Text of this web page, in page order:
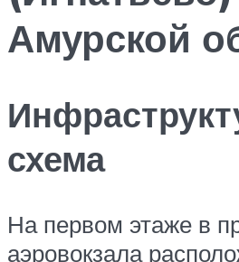
Амурской
схема
На первом этаже в
аэровокзала